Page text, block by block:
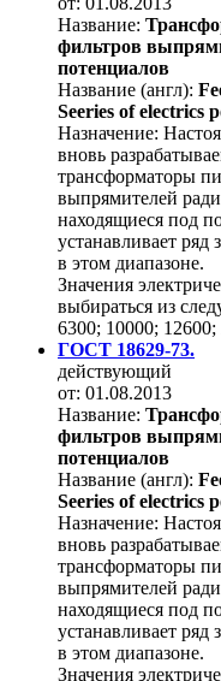
Название:
фильтров
потенциалов
Название (англ):
Seeries of electrics
Назначение:
вновь
трансформаторы
выпрямителей
находящиеся под
устанавливает ряд
в этом диапазоне.
Значения
выбираться из
6300; 10000;
ГОСТ 18629-73.
действующий
от: 01.08.2013
Название:
фильтров
потенциалов
Название (англ):
Seeries of electrics
Назначение:
вновь
трансформаторы
выпрямителей
находящиеся под
устанавливает ряд
в этом диапазоне.
Значения